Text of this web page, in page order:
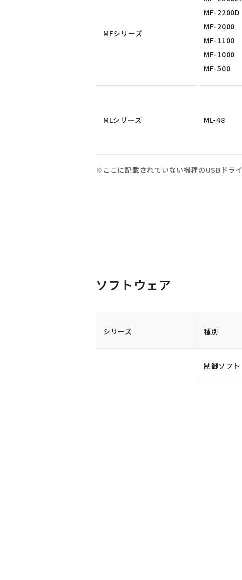
MFシリーズ
MF-2200D
MF-2000
MF-1100
MF-1000
MF-500
MLシリーズ ML-48
ここに記載されていない機種のUSBドラ
ソフトウェア
シリーズ 種別
制御ソフト